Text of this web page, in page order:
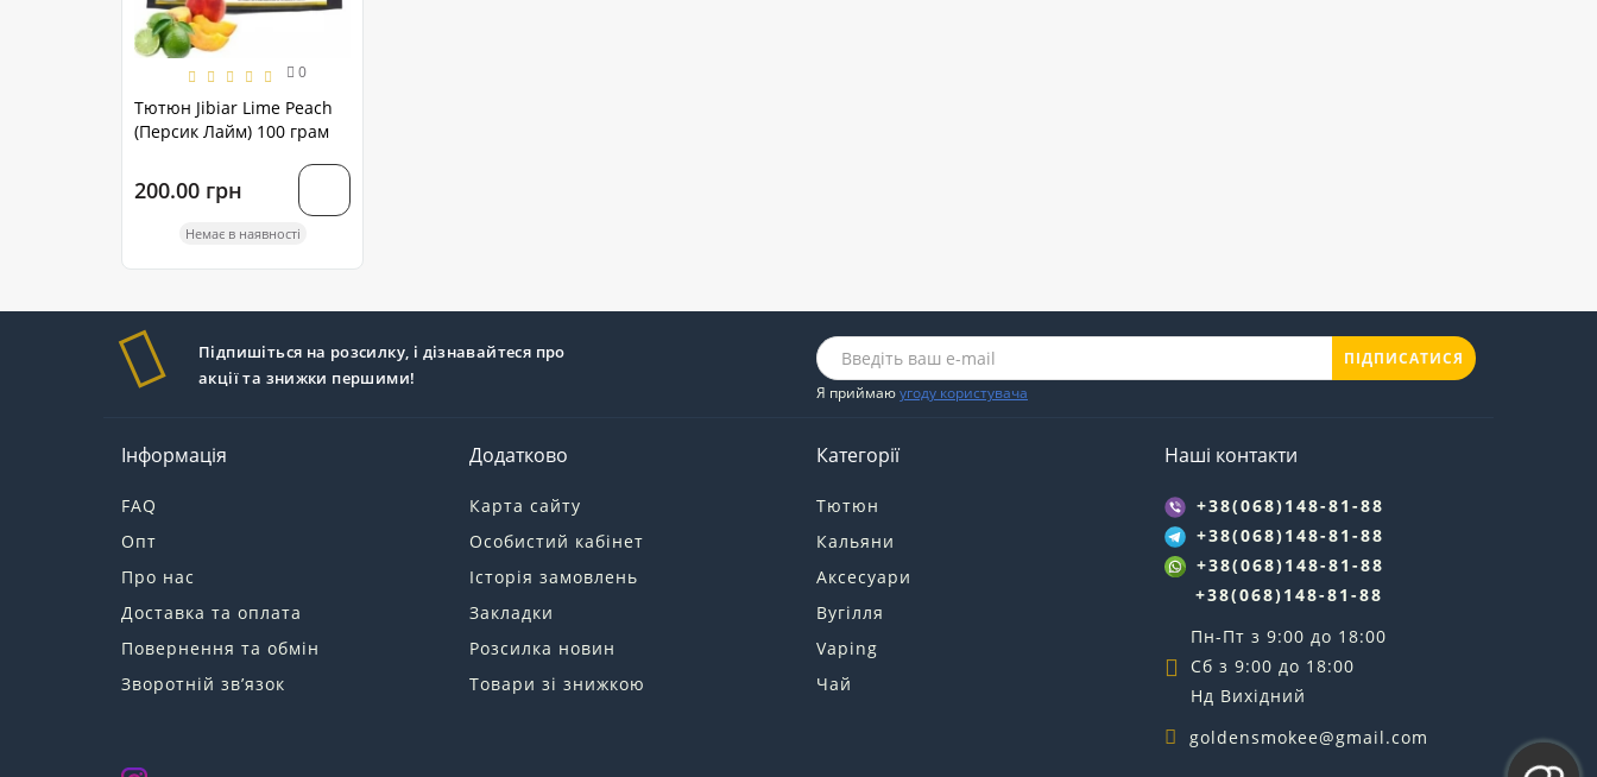
0
Тютюн Jibiar Lime Peach
(Персик Лайм) 100 грам
200.00 грн
Немає в наявності
Підпишіться на розсилку, і дізнавайтеся про
акції та знижки першими!
ПІДПИСАТИСЯ
Я приймаюугоду користувача
Інформація
FAQ
Опт
Про нас
Доставка та оплата
Повернення та обмін
Зворотній зв’язок
Додатково
Карта сайту
Особистий кабінет
Історія замовлень
Закладки
Розсилка новин
Товари зі знижкою
Категорії
Тютюн
Кальяни
Аксесуари
Вугілля
Vaping
Чай
Наші контакти
+38(068)148-81-88
+38(068)148-81-88
+38(068)148-81-88
+38(068)148-81-88
Пн-Пт з 9:00 до 18:00
Сб з 9:00 до 18:00
Нд Вихідний
goldensmokee@gmail.com